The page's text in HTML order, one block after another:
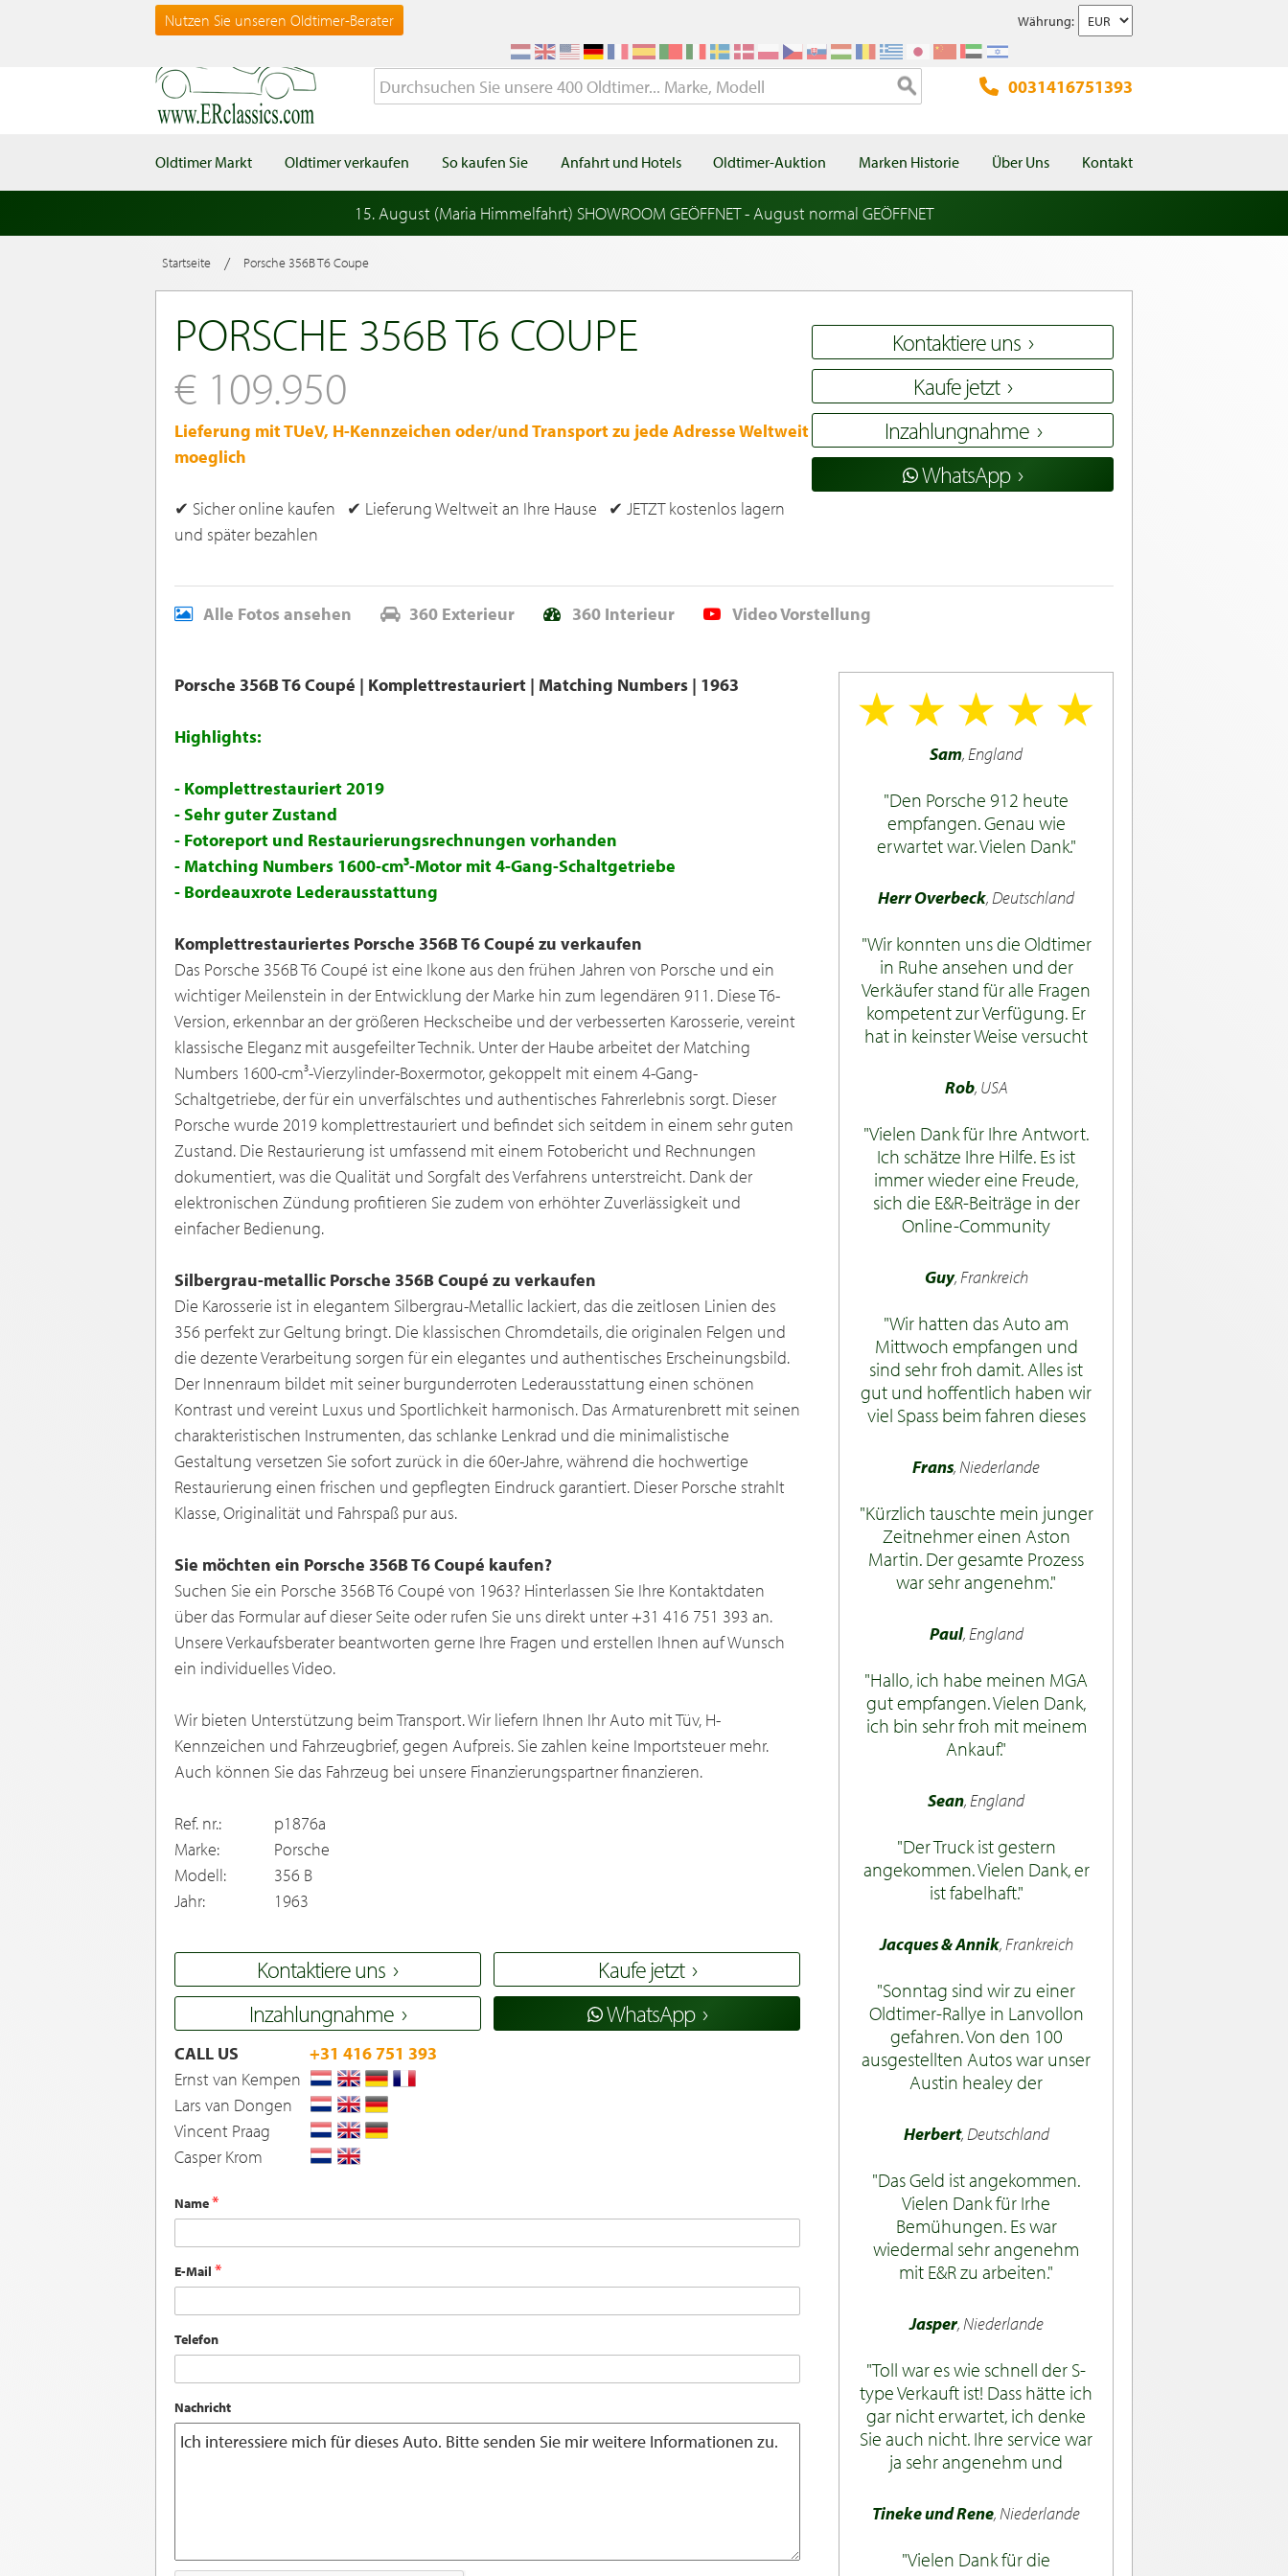
Nutzen Sie unseren Oldtimer-Berater Währung:
0031416751393
Oldtimer Markt Oldtimer verkaufen So kaufen Sie Anfahrt und Hotels Oldtimer-Auktion Marken Historie Über Uns Kontakt
15. August (Maria Himmelfahrt) SHOWROOM GEÖFFNET - August normal GEÖFFNET
Startseite / Porsche 356B T6 Coupe
PORSCHE 356B T6 COUPE
€ 109.950
Lieferung mit TUeV, H-Kennzeichen oder/und Transport zu jede Adresse Weltweit
moeglich
✔ Sicher online kaufen ✔ Lieferung Weltweit an Ihre Hause ✔ JETZT kostenlos lagern
und später bezahlen
Kontaktiere uns
Kaufe jetzt
Inzahlungnahme
WhatsApp
Alle Fotos ansehen 360 Exterieur 360 Interieur Video Vorstellung
Porsche 356B T6 Coupé | Komplettrestauriert | Matching Numbers | 1963
Highlights:
- Komplettrestauriert 2019
- Sehr guter Zustand
- Fotoreport und Restaurierungsrechnungen vorhanden
- Matching Numbers 1600-cm³-Motor mit 4-Gang-Schaltgetriebe
- Bordeauxrote Lederausstattung
Komplettrestauriertes Porsche 356B T6 Coupé zu verkaufen
Das Porsche 356B T6 Coupé ist eine Ikone aus den frühen Jahren von Porsche und ein
wichtiger Meilenstein in der Entwicklung der Marke hin zum legendären 911. Diese T6-
Version, erkennbar an der größeren Heckscheibe und der verbesserten Karosserie, vereint
klassische Eleganz mit ausgefeilter Technik. Unter der Haube arbeitet der Matching
Numbers 1600-cm³-Vierzylinder-Boxermotor, gekoppelt mit einem 4-Gang-
Schaltgetriebe, der für ein unverfälschtes und authentisches Fahrerlebnis sorgt. Dieser
Porsche wurde 2019 komplettrestauriert und befindet sich seitdem in einem sehr guten
Zustand. Die Restaurierung ist umfassend mit einem Fotobericht und Rechnungen
dokumentiert, was die Qualität und Sorgfalt des Verfahrens unterstreicht. Dank der
elektronischen Zündung profitieren Sie zudem von erhöhter Zuverlässigkeit und
einfacher Bedienung.
Silbergrau-metallic Porsche 356B Coupé zu verkaufen
Die Karosserie ist in elegantem Silbergrau-Metallic lackiert, das die zeitlosen Linien des
356 perfekt zur Geltung bringt. Die klassischen Chromdetails, die originalen Felgen und
die dezente Verarbeitung sorgen für ein elegantes und authentisches Erscheinungsbild.
Der Innenraum bildet mit seiner burgunderroten Lederausstattung einen schönen
Kontrast und vereint Luxus und Sportlichkeit harmonisch. Das Armaturenbrett mit seinen
charakteristischen Instrumenten, das schlanke Lenkrad und die minimalistische
Gestaltung versetzen Sie sofort zurück in die 60er-Jahre, während die hochwertige
Restaurierung einen frischen und gepflegten Eindruck garantiert. Dieser Porsche strahlt
Klasse, Originalität und Fahrspaß pur aus.
Sie möchten ein Porsche 356B T6 Coupé kaufen?
Suchen Sie ein Porsche 356B T6 Coupé von 1963? Hinterlassen Sie Ihre Kontaktdaten
über das Formular auf dieser Seite oder rufen Sie uns direkt unter +31 416 751 393 an.
Unsere Verkaufsberater beantworten gerne Ihre Fragen und erstellen Ihnen auf Wunsch
ein individuelles Video.
Wir bieten Unterstützung beim Transport. Wir liefern Ihnen Ihr Auto mit Tüv, H-
Kennzeichen und Fahrzeugbrief, gegen Aufpreis. Sie zahlen keine Importsteuer mehr.
Auch können Sie das Fahrzeug bei unsere Finanzierungspartner finanzieren.
Ref. nr.:
p1876a
Marke:
Porsche
Modell:
356 B
Jahr:
1963
Kontaktiere uns
Kaufe jetzt
Inzahlungnahme
WhatsApp
CALL US
+31 416 751 393
Ernst van Kempen
Lars van Dongen
Vincent Praag
Casper Krom
Name
E-Mail
Telefon
Nachricht
Sam, England
Den Porsche 912 heute
empfangen. Genau wie
erwartet war. Vielen Dank.
Herr Overbeck, Deutschland
Wir konnten uns die Oldtimer
in Ruhe ansehen und der
Verkäufer stand für alle Fragen
kompetent zur Verfügung. Er
hat in keinster Weise versucht
Entscheidung zu nehmen.
Rob, USA
Vielen Dank für Ihre Antwort.
Ich schätze Ihre Hilfe. Es ist
immer wieder eine Freude,
sich die E&R-Beiträge in der
Online-Community
Guy, Frankreich
Wir hatten das Auto am
Mittwoch empfangen und
sind sehr froh damit. Alles ist
gut und hoffentlich haben wir
viel Spass beim fahren dieses
Frans, Niederlande
Kürzlich tauschte mein junger
Zeitnehmer einen Aston
Martin. Der gesamte Prozess
war sehr angenehm.
Paul, England
Hallo, ich habe meinen MGA
gut empfangen. Vielen Dank,
ich bin sehr froh mit meinem
Ankauf.
Sean, England
Der Truck ist gestern
angekommen. Vielen Dank, er
ist fabelhaft.
Jacques & Annik, Frankreich
Sonntag sind wir zu einer
Oldtimer-Rallye in Lanvollon
gefahren. Von den 100
ausgestellten Autos war unser
Austin healey der
waren erstaunt über die
Autos, noch einmal herzlichen
Glückwunsch. Wir haben eine
Person getroffen, die in
Pludual lebt und vor 5 Jahren
einen MGB gekauft hat; Er ist
Herbert, Deutschland
Das Geld ist angekommen.
Vielen Dank für Irhe
Bemühungen. Es war
wiedermal sehr angenehm
mit E&R zu arbeiten.
Jasper, Niederlande
Toll war es wie schnell der S-
type Verkauft ist! Dass hätte ich
gar nicht erwartet, ich denke
Sie auch nicht. Ihre service war
ja sehr angenehm und
Tineke und Rene, Niederlande
Vielen Dank für die